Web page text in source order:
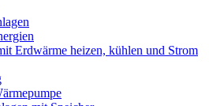
Erdwärme heizen, kühlen und Strom